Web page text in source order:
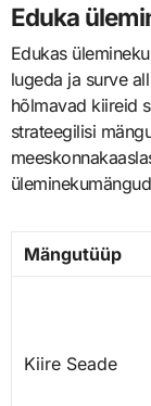
Eduka
Edukas
lugeda ja surve
hõlmavad kiireid
strateegilisi
Mängutüüp
Kiire Seade